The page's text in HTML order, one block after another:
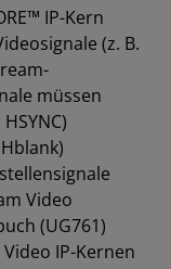
IP-Kern
(z. B.
müssen
Video
(UG761)
IP-Kernen